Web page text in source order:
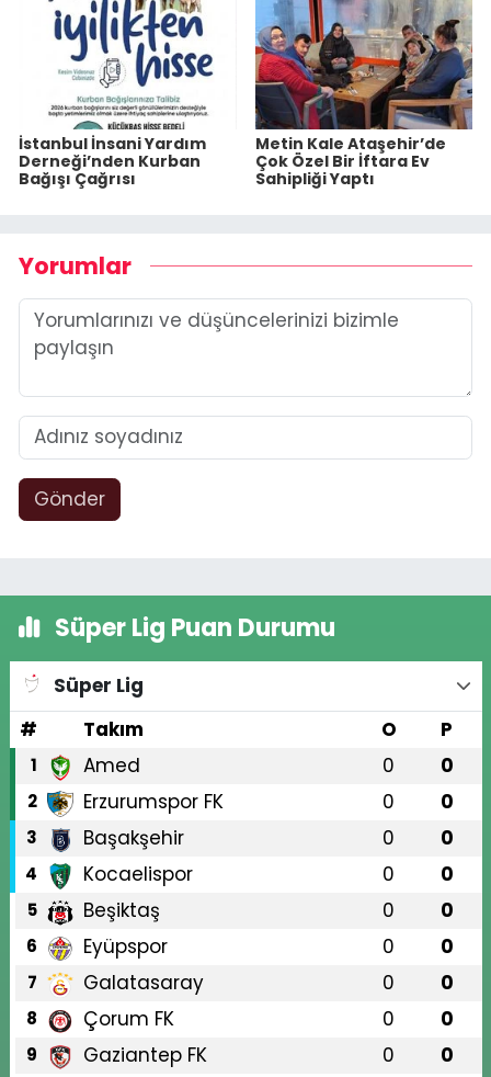
İstanbul İnsani Yardım
Derneği’nden Kurban
Bağışı Çağrısı
Metin Kale Ataşehir’de
Çok Özel Bir İftara Ev
Sahipliği Yaptı
Yorumlar
Gönder
Süper Lig Puan Durumu
Süper Lig
#
Takım O P
1 Amed 0 0
2 Erzurumspor FK 0 0
3 Başakşehir 0 0
4 Kocaelispor 0 0
5 Beşiktaş 0 0
6 Eyüpspor 0 0
7 Galatasaray 0 0
8 Çorum FK 0 0
9 Gaziantep FK 0 0